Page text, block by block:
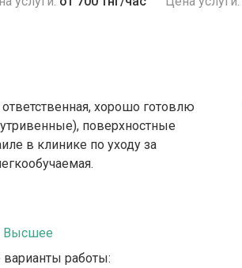
хорошо готовлю
поверхностные
в клинике по уходу за
Высшее
работы: